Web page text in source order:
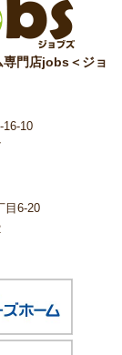
専門店jobs＜ジョ
10
目6-20